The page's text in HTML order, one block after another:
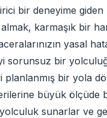
bir deneyime
karmaşık bir
yasal
sorunsuz bir
planlanmış bir yola
büyük ölçüde
sunarlar ve